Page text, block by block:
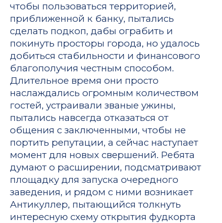
чтобы пользоваться территорией,
приближенной к банку, пытались
сделать подкоп, дабы ограбить и
покинуть просторы города, но удалось
добиться стабильности и финансового
благополучия честным способом.
Длительное время они просто
наслаждались огромным количеством
гостей, устраивали званые ужины,
пытались навсегда отказаться от
общения с заключенными, чтобы не
портить репутации, а сейчас наступает
момент для новых свершений. Ребята
думают о расширении, подсматривают
площадку для запуска очередного
заведения, и рядом с ними возникает
Антикуллер, пытающийся толкнуть
интересную схему открытия фудкорта